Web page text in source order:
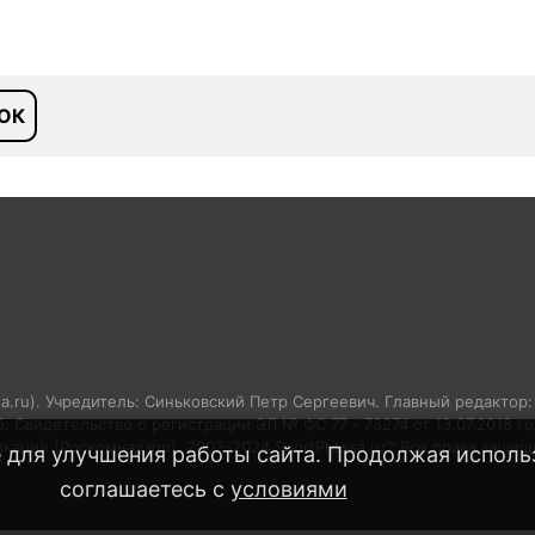
улучшения работы сайта. Продолжая
соглашаетесь с условиями
Учредитель: Синьковский Петр Сергеевич. Главный
о регистрации ЭЛ № ФС 77 - 73274 от 13.07.2018
(Роскомнадзор). 2002-2024 SportPressa.ru™ Все права